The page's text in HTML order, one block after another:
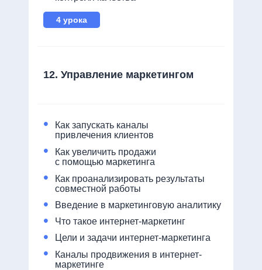
4 урока
12. Управление маркетингом
Введение в маркетинговую аналитику
•
Как проанализировать результаты
совместной работы
•
Как увеличить продажи
с помощью маркетинга
•
Как запускать каналы
привлечения клиентов
•
Что такое интернет-маркетинг
•
Цели и задачи интернет-маркетинга
•
Каналы продвижения в интернет-
маркетинге
•